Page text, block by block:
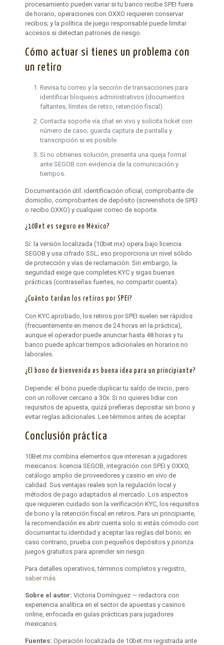
procesamiento pueden variar si tu banco recibe SPEI fuera
de horario; operaciones con OXXO requieren conservar
recibos; y la política de juego responsable puede limitar
accesos si detectan patrones de riesgo.
Cómo actuar si tienes un problema con
un retiro
Revisa tu correo y la sección de transacciones para
identificar bloqueos administrativos (documentos
faltantes, límites de retiro, retención fiscal).
Contacta soporte vía chat en vivo y solicita ticket con
número de caso; guarda captura de pantalla y
transcripción si es posible.
Si no obtienes solución, presenta una queja formal
ante SEGOB con evidencia de la comunicación y
tiempos.
Documentación útil: identificación oficial, comprobante de
domicilio, comprobantes de depósito (screenshots de SPEI
o recibo OXXO) y cualquier correo de soporte.
¿10Bet es seguro en México?
Sí: la versión localizada (10bet.mx) opera bajo licencia
SEGOB y usa cifrado SSL; eso proporciona un nivel sólido
de protección y vías de reclamación. Sin embargo, la
seguridad exige que completes KYC y sigas buenas
prácticas (contraseñas fuertes, no compartir cuenta).
¿Cuánto tardan los retiros por SPEI?
Con KYC aprobado, los retiros por SPEI suelen ser rápidos
(frecuentemente en menos de 24 horas en la práctica),
aunque el operador puede anunciar hasta 48 horas y tu
banco puede aplicar tiempos adicionales en horarios no
laborales.
¿El bono de bienvenida es buena idea para un principiante?
Depende: el bono puede duplicar tu saldo de inicio, pero
con un rollover cercano a 30x. Si no quieres lidiar con
requisitos de apuesta, quizá prefieras depositar sin bono y
evitar reglas adicionales. Lee términos antes de aceptar.
Conclusión práctica
10Bet.mx combina elementos que interesan a jugadores
mexicanos: licencia SEGOB, integración con SPEI y OXXO,
catálogo amplio de proveedores y casino en vivo de
calidad. Sus ventajas reales son la regulación local y
métodos de pago adaptados al mercado. Los aspectos
que requieren cuidado son la verificación KYC, los requisitos
de bono y la retención fiscal en retiros. Para un principiante,
la recomendación es abrir cuenta solo si estás cómodo con
documentar tu identidad y aceptar las reglas del bono; en
caso contrario, prueba con pequeños depósitos y prioriza
juegos gratuitos para aprender sin riesgo.
Para detalles operativos, términos completos y registro,
saber más
Sobre el autor: Victoria Domínguez — redactora con
experiencia analítica en el sector de apuestas y casinos
online, enfocada en guías prácticas para jugadores
mexicanos.
Fuentes: Operación localizada de 10bet.mx registrada ante